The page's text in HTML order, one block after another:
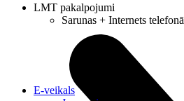
LMT pakalpojumi
Sarunas + Internets telefonā
E-veikals